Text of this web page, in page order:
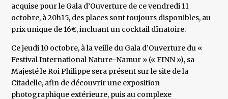
acquise pour le Gala d’Ouverture de ce vendredi 11
octobre, à 20h15, des places sont toujours disponibles, au
prix unique de 16€, incluant un cocktail dînatoire.
Ce jeudi 10 octobre, à la veille du Gala d’Ouverture du «
Festival International Nature-Namur » (« FINN »), sa
Majesté le Roi Philippe sera présent sur le site de la
Citadelle, afin de découvrir une exposition
photographique extérieure, puis au complexe